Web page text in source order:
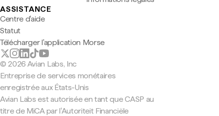
ASSISTANCE
Centre d'aide
Statut
Télécharger l'application Morse
© 2026 Avian Labs, Inc
Entreprise de services monétaires
enregistrée aux États-Unis
Avian Labs est autorisée en tant que CASP au
titre de MiCA par l'Autoriteit Financiële